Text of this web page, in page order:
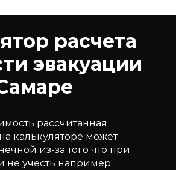
расчета
эвакуации
рассчитанная
калькуляторе может
из-за того что при
не учесть например